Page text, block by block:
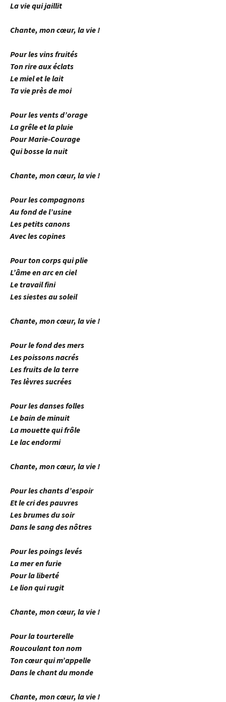
La vie qui jaillit
Chante, mon cœur, la vie !
Pour les vins fruités
Ton rire aux éclats
Le miel et le lait
Ta vie près de moi
Pour les vents d’orage
La grêle et la pluie
Pour Marie-Courage
Qui bosse la nuit
Chante, mon cœur, la vie !
Pour les compagnons
Au fond de l’usine
Les petits canons
Avec les copines
Pour ton corps qui plie
L’âme en arc en ciel
Le travail fini
Les siestes au soleil
Chante, mon cœur, la vie !
Pour le fond des mers
Les poissons nacrés
Les fruits de la terre
Tes lèvres sucrées
Pour les danses folles
Le bain de minuit
La mouette qui frôle
Le lac endormi
Chante, mon cœur, la vie !
Pour les chants d’espoir
Et le cri des pauvres
Les brumes du soir
Dans le sang des nôtres
Pour les poings levés
La mer en furie
Pour la liberté
Le lion qui rugit
Chante, mon cœur, la vie !
Pour la tourterelle
Roucoulant ton nom
Ton cœur qui m’appelle
Dans le chant du monde
Chante, mon cœur, la vie !